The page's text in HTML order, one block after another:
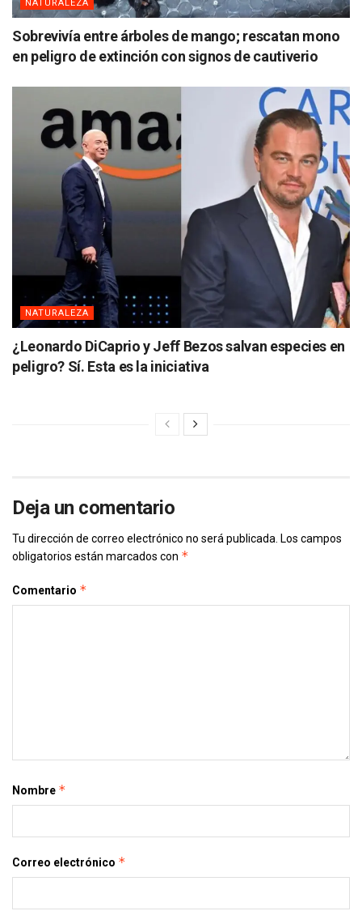
NATURALEZA
Sobrevivía entre árboles de mango; rescatan mono
en peligro de extinción con signos de cautiverio
NATURALEZA
¿Leonardo DiCaprio y Jeff Bezos salvan especies en
peligro? Sí. Esta es la iniciativa
Deja un comentario
Tu dirección de correo electrónico no será publicada. Los campos
obligatorios están marcados con *
Comentario *
Nombre *
Correo electrónico *